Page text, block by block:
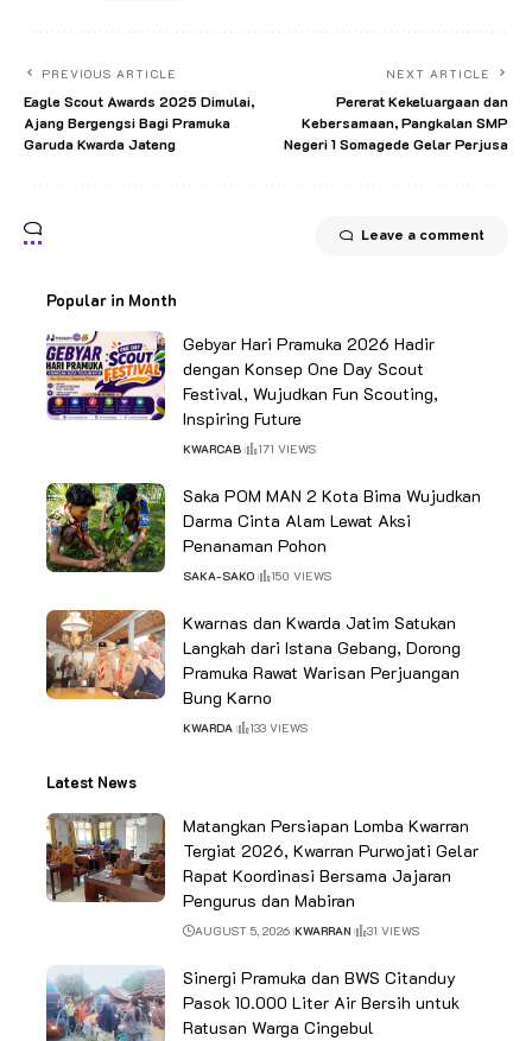
PREVIOUS ARTICLE
Eagle Scout Awards 2025 Dimulai,
Ajang Bergengsi Bagi Pramuka
Garuda Kwarda Jateng
NEXT ARTICLE
Pererat Kekeluargaan dan
Kebersamaan, Pangkalan SMP
Negeri 1 Somagede Gelar Perjusa
Leave a comment
Popular in Month
Gebyar Hari Pramuka 2026 Hadir
dengan Konsep One Day Scout
Festival, Wujudkan Fun Scouting,
Inspiring Future
KWARCAB 171 VIEWS
Saka POM MAN 2 Kota Bima Wujudkan
Darma Cinta Alam Lewat Aksi
Penanaman Pohon
SAKA-SAKO 150 VIEWS
Kwarnas dan Kwarda Jatim Satukan
Langkah dari Istana Gebang, Dorong
Pramuka Rawat Warisan Perjuangan
Bung Karno
KWARDA 133 VIEWS
Latest News
Matangkan Persiapan Lomba Kwarran
Tergiat 2026, Kwarran Purwojati Gelar
Rapat Koordinasi Bersama Jajaran
Pengurus dan Mabiran
AUGUST 5, 2026 KWARRAN 31 VIEWS
Sinergi Pramuka dan BWS Citanduy
Pasok 10.000 Liter Air Bersih untuk
Ratusan Warga Cingebul